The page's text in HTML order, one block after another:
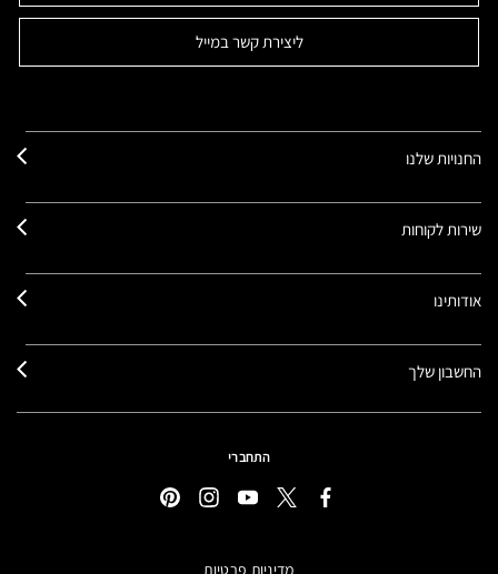
ליצירת קשר במייל
החנויות שלנו
שירות לקוחות
אודותינו
החשבון שלך
התחברי
מדיניות פרטיות